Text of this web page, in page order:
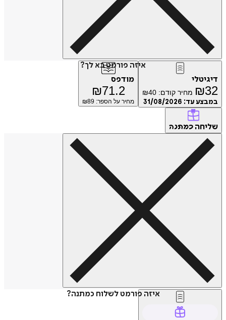
איזה פורמט בא לך?
דיגיטלי
₪32 מחיר קודם: ₪40
במבצע עד: 31/08/2026
מודפס
₪71.2
מחיר על הספר: ₪ 89
שליחה כמתנה
איזה פורמט לשלוח כמתנה?